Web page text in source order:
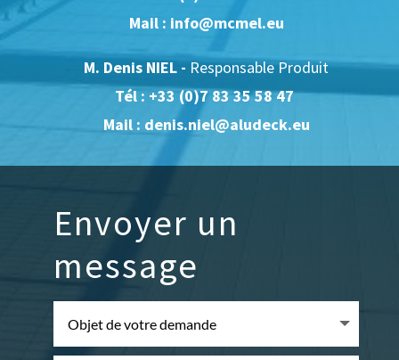
Mail : info@mcmel.eu
M. Denis NIEL - Responsable Produit
Tél : +33 (0)7 83 35 58 47
Mail : denis.niel@aludeck.eu
Envoyer un
message